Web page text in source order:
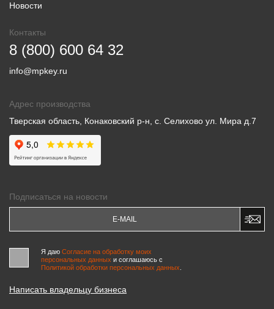
Новости
Контакты
8 (800) 600 64 32
info@mpkey.ru
Адрес производства
Тверская область, Конаковский р-н, с. Селихово ул. Мира д.7
Подписаться на новости
Я даю Согласие на обработку моих
персональных данных и соглашаюсь c
Политикой обработки персональных данных
Написать владельцу бизнеса